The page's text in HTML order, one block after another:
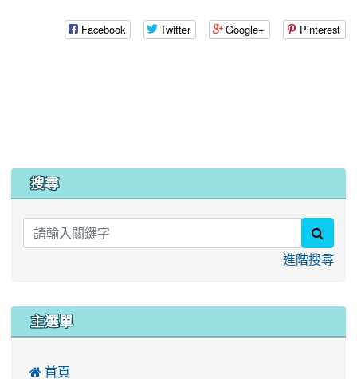
Facebook Twitter Google+ Pinterest
搜尋
進階搜尋
主選單
 首頁